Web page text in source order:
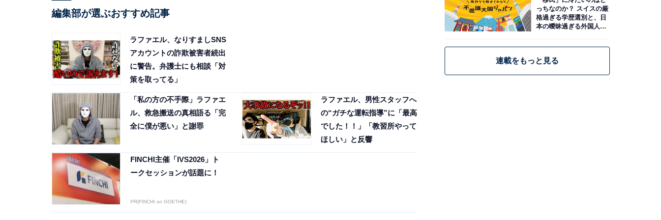
編集部が選ぶおすすめ記事
ラファエル、なりすましSNS
アカウントの詐欺被害者続出
に警告。弁護士にも相談「対
策を取ってる」
「私の方の不手際」ラファエ
ル、救急搬送の真相語る「完
全に僕が悪い」と謝罪
ラファエル、男性スタッフへ
の“ガチな運転指導”に「最高
でした！！」「教習所やって
ほしい」と反響
FINCHI主催「IVS2026」ト
ークセッションが話題に！
PR(FINCHI on GOETHE)
っちなのか？ スイスの厳
格過ぎる学歴選別と、日
本の曖昧過ぎる外国人政
連載をもっと見る